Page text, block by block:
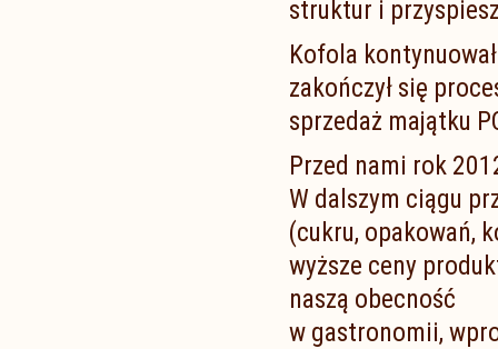
struktur i
Kofola
zakończył się
sprzedaż majątku
Przed nami rok
W dalszym ciągu
(cukru, opakowań,
wyższe ceny
naszą obecność
w gastronomii,